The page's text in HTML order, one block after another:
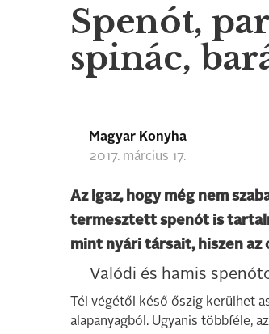
Spenót,
spinác,
Magyar Konyha
2017. március 17.
Az igaz, hogy még nem
termesztett spenót is
mint nyári társait, hiszen az
Valódi és hamis
Tél végétől késő őszig kerülhet
alapanyagból. Ugyanis többféle,